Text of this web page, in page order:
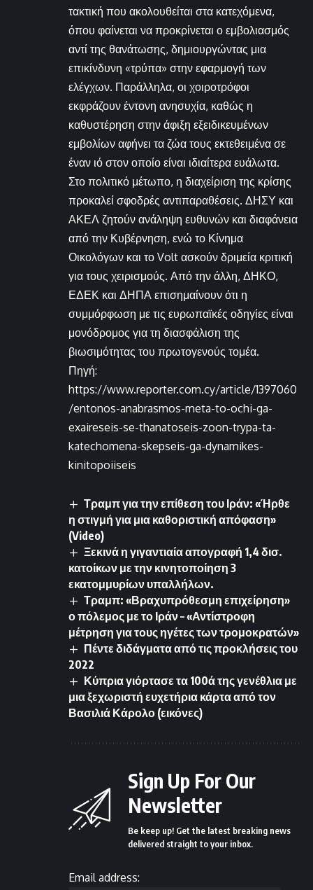
τακτική που ακολουθείται στα κατεχόμενα,
όπου φαίνεται να προκρίνεται ο εμβολιασμός
αντί της θανάτωσης, δημιουργώντας μια
επικίνδυνη «τρύπα» στην εφαρμογή των
ελέγχων. Παράλληλα, οι χοιροτρόφοι
εκφράζουν έντονη ανησυχία, καθώς η
καθυστέρηση στην άφιξη εξειδικευμένων
εμβολίων αφήνει τα ζώα τους εκτεθειμένα σε
έναν ιό στον οποίο είναι ιδιαίτερα ευάλωτα.
Στο πολιτικό μέτωπο, η διαχείριση της κρίσης
προκαλεί σφοδρές αντιπαραθέσεις. ΔΗΣΥ και
ΑΚΕΛ ζητούν ανάληψη ευθυνών και διαφάνεια
από την Κυβέρνηση, ενώ το Κίνημα
Οικολόγων και το Volt ασκούν δριμεία κριτική
για τους χειρισμούς. Από την άλλη, ΔΗΚΟ,
ΕΔΕΚ και ΔΗΠΑ επισημαίνουν ότι η
συμμόρφωση με τις ευρωπαϊκές οδηγίες είναι
μονόδρομος για τη διασφάλιση της
βιωσιμότητας του πρωτογενούς τομέα.
Πηγή:
https://www.reporter.com.cy/article/1397060
/entonos-anabrasmos-meta-to-ochi-ga-
exaireseis-se-thanatoseis-zoon-trypa-ta-
katechomena-skepseis-ga-dynamikes-
kinitopoiiseis
Τραμπ για την επίθεση του Ιράν: «Ήρθε
η στιγμή για μια καθοριστική απόφαση»
(Video)
Ξεκινά η γιγαντιαία απογραφή 1,4 δισ.
κατοίκων με την κινητοποίηση 3
εκατομμυρίων υπαλλήλων.
Τραμπ: «Βραχυπρόθεσμη επιχείρηση»
ο πόλεμος με το Ιράν – «Αντίστροφη
μέτρηση για τους ηγέτες των τρομοκρατών»
Πέντε διδάγματα από τις προκλήσεις του
2022
Κύπρια γιόρτασε τα 100ά της γενέθλια με
μια ξεχωριστή ευχετήρια κάρτα από τον
Βασιλιά Κάρολο (εικόνες)
Sign Up For Our
Newsletter
Be keep up! Get the latest breaking news
delivered straight to your inbox.
Email address: